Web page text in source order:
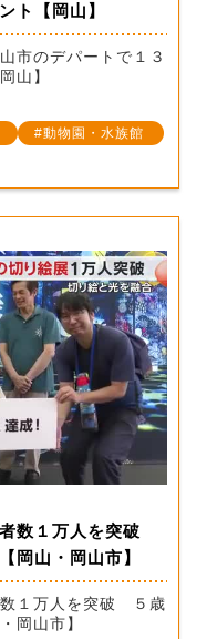
ト【岡山】
市のデパートで１３
山】
動物園・水族館
者数１万人を突破
岡山・岡山市】
数１万人を突破 ５歳
岡山市】